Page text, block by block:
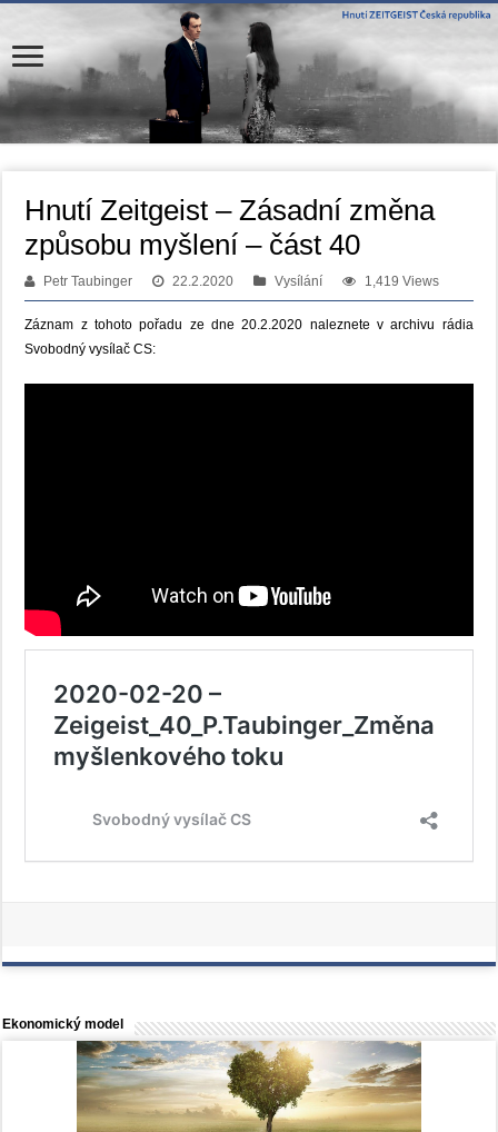
Hnutí Zeitgeist – Zásadní změna
způsobu myšlení – část 40
Petr Taubinger 22.2.2020 Vysílání 1,419 Views
Záznam z tohoto pořadu ze dne 20.2.2020 naleznete v archivu rádia
Svobodný vysílač CS:
Ekonomický model